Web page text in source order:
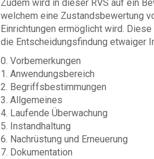
Zudem wird in dieser RVS auf ein
welchem eine Zustandsbewertung
Einrichtungen ermöglicht wird.
die Entscheidungsfindung etwaiger
0. Vorbemerkungen
1. Anwendungsbereich
2. Begriffsbestimmungen
3. Allgemeines
4. Laufende Überwachung
5. Instandhaltung
6. Nachrüstung und Erneuerung
7. Dokumentation